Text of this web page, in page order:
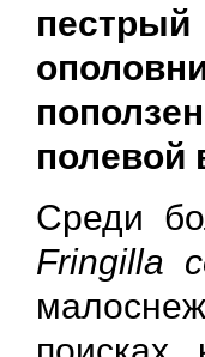
полевой
Среди
Fringilla